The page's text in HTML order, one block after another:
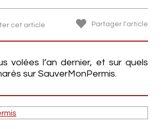
cet article Partager l'article
volées l’an dernier, et sur quels
sur SauverMonPermis.